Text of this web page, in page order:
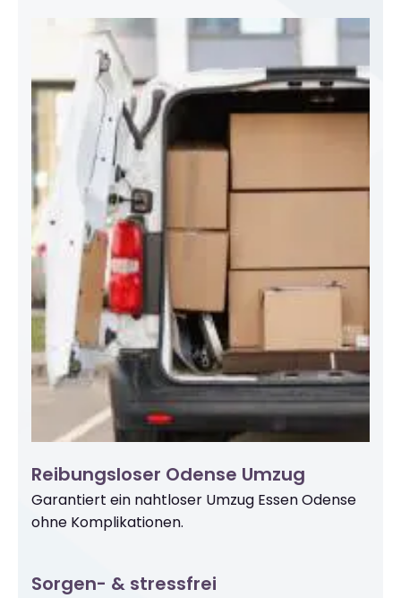
Reibungsloser Odense Umzug
Garantiert ein nahtloser Umzug Essen Odense
ohne Komplikationen.
Sorgen- & stressfrei